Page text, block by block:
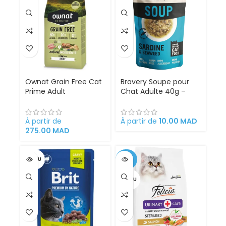
Ownat Grain Free Cat
Prime Adult
Céréales pour Chats
Adultes – Poulet &
Dinde Fraîche 50%
À partir de
275.00 MAD
Bravery Soupe pour
Chat Adulte 40g –
Naturel Riche en
Protéines | Poulet,
À partir de 10.00 MAD
VENDU -25%
VENDU